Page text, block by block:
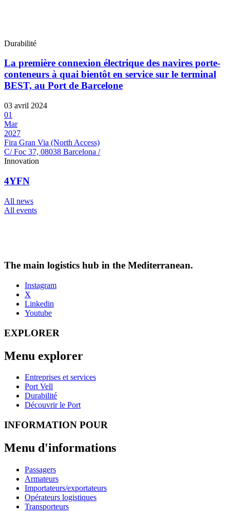
Durabilité
La première connexion électrique des navires porte-
conteneurs à quai bientôt en service sur le terminal
BEST, au Port de Barcelone
03 avril 2024
01
Mar
2027
Fira Gran Via (North Access)
C/ Foc 37, 08038 Barcelona /
Innovation
4YFN
All news
All events
The main logistics hub in the Mediterranean.
Instagram
X
Linkedin
Youtube
EXPLORER
Menu explorer
Entreprises et services
Port Vell
Durabilité
Découvrir le Port
INFORMATION POUR
Menu d'informations
Passagers
Armateurs
Importateurs/exportateurs
Opérateurs logistiques
Transporteurs